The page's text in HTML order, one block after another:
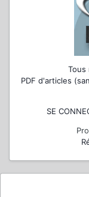
Tous
PDF d'articles
SE